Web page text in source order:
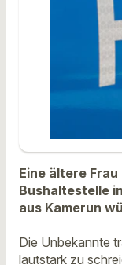
Eine ältere
Bushaltestelle
aus Kamerun
Die Unbekannte
lautstark zu